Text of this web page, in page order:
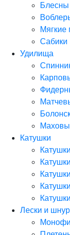
Мягкие
Сабики
Удилища
Катушки
Лески и